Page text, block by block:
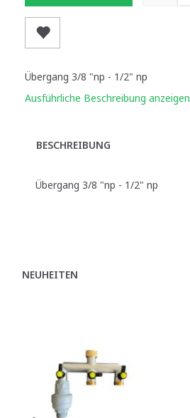
Übergang 3/8 "np - 1/2" np
Ausführliche Beschreibung anzeigen
BESCHREIBUNG
Übergang 3/8 "np - 1/2" np
NEUHEITEN